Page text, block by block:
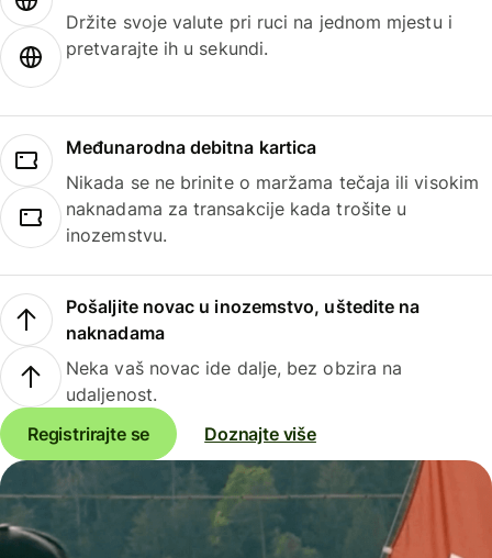
Držite svoje valute pri ruci na jednom mjestu i
pretvarajte ih u sekundi.
Međunarodna debitna kartica
Nikada se ne brinite o maržama tečaja ili visokim
naknadama za transakcije kada trošite u
inozemstvu.
Pošaljite novac u inozemstvo, uštedite na
naknadama
Neka vaš novac ide dalje, bez obzira na
udaljenost.
Registrirajte se
Doznajte više